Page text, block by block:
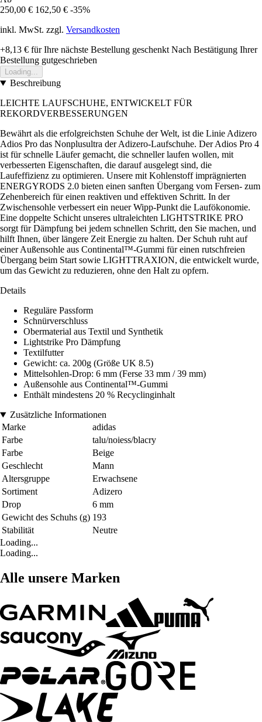
250,00 € 162,50 € -35%
inkl. MwSt. zzgl. Versandkosten
+8,13 € für Ihre nächste Bestellung geschenkt Nach Bestätigung Ihrer
Bestellung gutgeschrieben
Loading...
Beschreibung
LEICHTE LAUFSCHUHE, ENTWICKELT FÜR
REKORDVERBESSERUNGEN
Bewährt als die erfolgreichsten Schuhe der Welt, ist die Linie Adizero
Adios Pro das Nonplusultra der Adizero-Laufschuhe. Der Adios Pro 4
ist für schnelle Läufer gemacht, die schneller laufen wollen, mit
verbesserten Eigenschaften, die darauf ausgelegt sind, die
Laufeffizienz zu optimieren. Unsere mit Kohlenstoff imprägnierten
ENERGYRODS 2.0 bieten einen sanften Übergang vom Fersen- zum
Zehenbereich für einen reaktiven und effektiven Schritt. In der
Zwischensohle verbessert ein neuer Wipp-Punkt die Laufökonomie.
Eine doppelte Schicht unseres ultraleichten LIGHTSTRIKE PRO
sorgt für Dämpfung bei jedem schnellen Schritt, den Sie machen, und
hilft Ihnen, über längere Zeit Energie zu halten. Der Schuh ruht auf
einer Außensohle aus Continental™-Gummi für einen rutschfreien
Übergang beim Start sowie LIGHTTRAXION, die entwickelt wurde,
um das Gewicht zu reduzieren, ohne den Halt zu opfern.
Details
Reguläre Passform
Schnürverschluss
Obermaterial aus Textil und Synthetik
Lightstrike Pro Dämpfung
Textilfutter
Gewicht: ca. 200g (Größe UK 8.5)
Mittelsohlen-Drop: 6 mm (Ferse 33 mm / 39 mm)
Außensohle aus Continental™-Gummi
Enthält mindestens 20 % Recyclinginhalt
Zusätzliche Informationen
Marke
adidas
Farbe
talu/noiess/blacry
Farbe
Beige
Geschlecht
Mann
Altersgruppe
Erwachsene
Sortiment
Adizero
Drop
6 mm
Gewicht des Schuhs (g) 193
Stabilität
Neutre
Loading...
Loading...
Alle unsere Marken